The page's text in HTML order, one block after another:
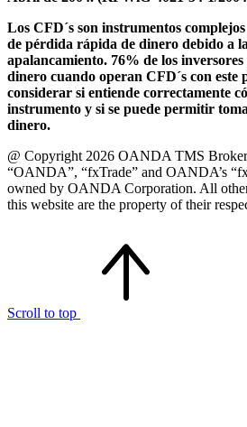
Los CFD´s son instrumentos
de pérdida rápida de dinero debido a
apalancamiento. 76% de los
dinero cuando operan CFD´s con este
considerar si entiende correctamente
instrumento y si se puede permitir
dinero.
@ Copyright 2026 OANDA TMS
“OANDA”, “fxTrade” and OANDA’s
owned by OANDA Corporation. All
this website are the property of their
Scroll to top